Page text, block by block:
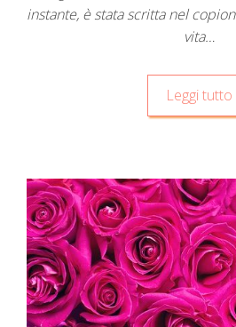
instante, è stata scritta nel
vita…
Leggi tutto